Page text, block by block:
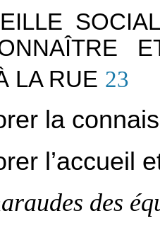
LA RUE 23
la
l’accueil
des